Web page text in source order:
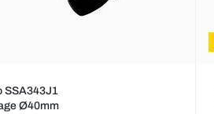
SSA343J1
Ø40mm